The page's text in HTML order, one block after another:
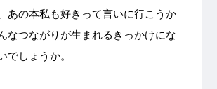
あの本私も好きって言いに行こうか
なつながりが生まれるきっかけにな
でしょうか。